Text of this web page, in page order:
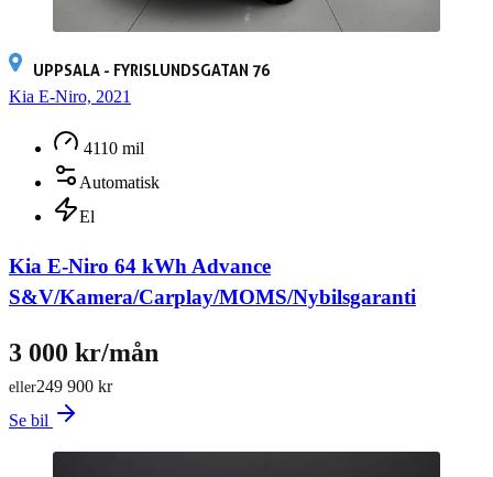
UPPSALA - FYRISLUNDSGATAN 76
Kia E-Niro, 2021
4110 mil
Automatisk
El
Kia E-Niro 64 kWh Advance
S&V/Kamera/Carplay/MOMS/Nybilsgaranti
249 900 kr
eller
3 000 kr/mån
Se bil